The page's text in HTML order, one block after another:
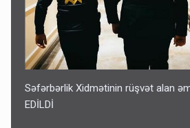
Səfərbərlik Xidmətinin rüşvət alan
EDİLDİ